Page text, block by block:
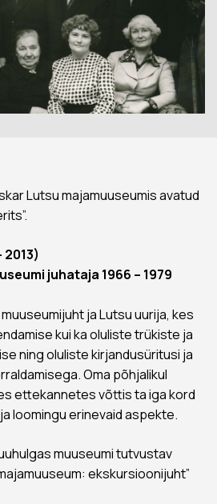
Lutsu majamuuseumis avatud
2013)
juhataja 1966 – 1979
ja Lutsu uurija, kes
kui ka oluliste trükiste ja
ning oluliste kirjandusüritusi ja
Oma põhjalikul
ettekannetes võttis ta iga kord
loomingu erinevaid aspekte.
muuseumi tutvustav
ekskursioonijuht”